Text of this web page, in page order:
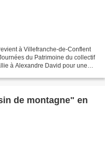
à Villefranche-de-Conflent
du Patrimoine du collectif
à Alexandre David pour une
de montagne" en